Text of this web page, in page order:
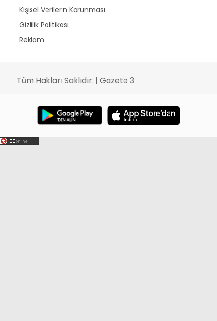
Kişisel Verilerin Korunması
Gizlilik Politikası
Reklam
Tüm Hakları Saklıdır. | Gazete 3